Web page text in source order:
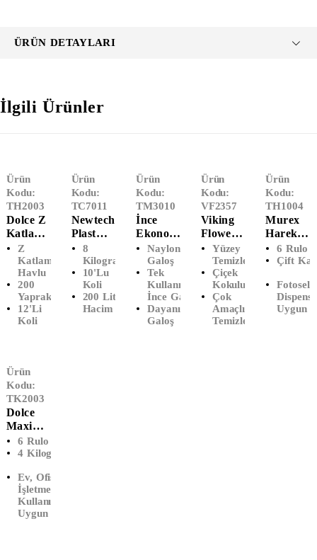
ÜRÜN DETAYLARI
İlgili Ürünler
Ürün
Kodu:
TH2003
Dolce Z
Katlama
Lı
Dispense
R Havlu
(12'li)
Z
Katlamalı
Havlu
200
Yaprak
12'li
Koli
Ürün
Kodu:
TC7011
Newtech
Plast
Ağır
Sanayi
Çöp
Poşeti
Battal
Boy
8
Kilogram
10'Lu
Koli
200 Litre
Hacim
Ürün
Kodu:
TM3010
İnce
Ekonom
Ik Galoş
(1000'Li
)
Naylon
Galoş
Tek
Kullanımlık
İnce Galoş
Dayanıklı
Galoş
Tükendi
Ürün
Kodu:
VF2357
Viking
Flower
Yer Ve
Yüzey
Temizley
Ici (5
LT)
Yüzey
Temizleyici
Çiçek
Kokulu
Çok
Amaçlı
Temizleyici
Ürün
Kodu:
TH1004
Murex
Hareketl
I Kağıt
Havlu
6 Rulo
Çift
Fotoselli
Uygun
Ürün
Kodu:
TK2003
Dolce
Maxi
İçten
Çekmeli
Kağıdı
(6'Lı)
6 Rulo
4 Kilogram
Ev, Ofis,
İşletme
Kullanımına
Uygun